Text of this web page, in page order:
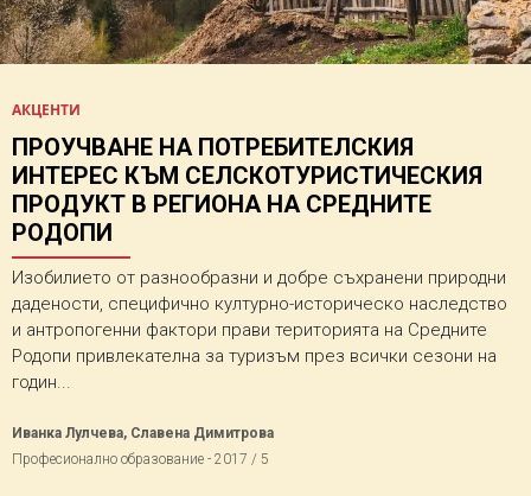
АКЦЕНТИ
ПРОУЧВАНЕ НА ПОТРЕБИТЕЛСКИЯ
ИНТЕРЕС КЪМ СЕЛСКОТУРИСТИЧЕСКИЯ
ПРОДУКТ В РЕГИОНА НА СРЕДНИТЕ
РОДОПИ
Изобилието от разнообразни и добре съхранени природни
дадености, специфично културно-историческо наследство
и антропогенни фактори прави територията на Средните
Родопи привлекателна за туризъм през всички сезони на
годин...
Иванка Лулчева, Славена Димитрова
Професионално образование - 2017 / 5